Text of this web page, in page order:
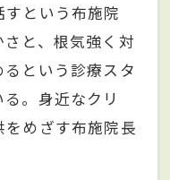
という布施院
と、根気強く対
という診療スタ
。身近なクリ
めざす布施院長